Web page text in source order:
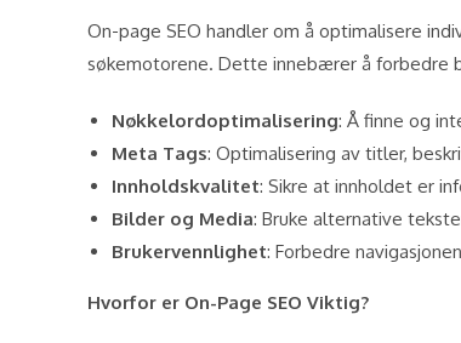
On-page SEO handler om å optimalisere
søkemotorene. Dette innebærer å forbedre
Nøkkelordoptimalisering: Å finne og
Meta Tags: Optimalisering av titler,
Innholdskvalitet: Sikre at innholdet er
Bilder og Media: Bruke alternative
Brukervennlighet: Forbedre
Hvorfor er On-Page SEO Viktig?